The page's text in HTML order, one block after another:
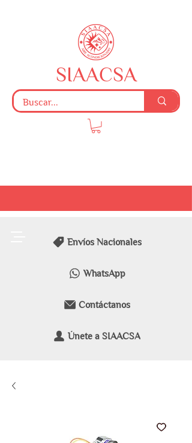
Envíos Nacionales
WhatsApp
Contáctanos
Únete a SIAACSA
SIAACSA